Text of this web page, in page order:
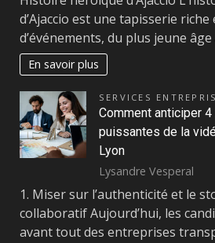
d’Ajaccio est une tapisserie riche
d’événements, du plus jeune
En savoir plus
SERVICES
Comment anticiper
puissantes de la
Lyon
Lysandre Vesperal
1. Miser sur l’authenticité et le
collaboratif Aujourd’hui, les
avant tout des entreprises